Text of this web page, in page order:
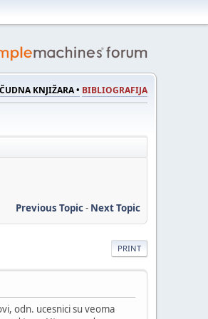
KNJIŽARA • BIBLIOGRAFIJA
Previous Topic- Next Topic
PRINT
odn. ucesnici su veoma